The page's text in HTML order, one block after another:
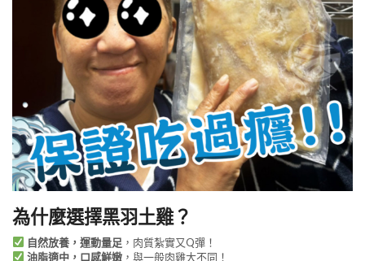
為什麼選擇黑羽土雞？
自然放養，運動量足 ，肉質紮實又Q彈！
油脂適中，口感鮮嫩，與一般肉雞大不同！